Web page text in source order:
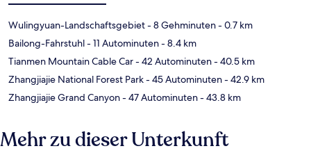
Wulingyuan-Landschaftsgebiet- 8 Gehminuten- 0.7 km
Bailong-Fahrstuhl- 11 Autominuten- 8.4 km
Tianmen Mountain Cable Car- 42 Autominuten- 40.5 km
Zhangjiajie National Forest Park- 45 Autominuten- 42.9 km
Zhangjiajie Grand Canyon- 47 Autominuten- 43.8 km
Mehr zu dieser Unterkunft